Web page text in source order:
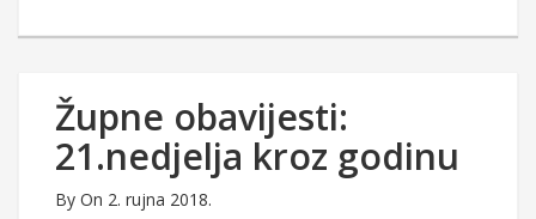
Župne obavijesti:
21.nedjelja kroz godinu
By On 2. rujna 2018.